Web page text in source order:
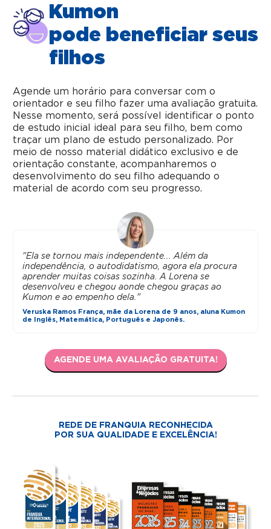
Kumon
pode beneficiar seus
filhos
Agende um horário para conversar com o
orientador e seu filho fazer uma avaliação gratuita.
Nesse momento, será possível identificar o ponto
de estudo inicial ideal para seu filho, bem como
traçar um plano de estudo personalizado. Por
meio de nosso material didático exclusivo e de
orientação constante, acompanharemos o
desenvolvimento do seu filho adequando o
material de acordo com seu progresso.
"Ela se tornou mais independente... Além da
independência, o autodidatismo, agora ela procura
aprender muitas coisas sozinha. A Lorena se
desenvolveu e chegou aonde chegou graças ao
Kumon e ao empenho dela."
Veruska Ramos França, mãe da Lorena de 9 anos, aluna Kumon
de Inglês, Matemática, Português e Japonês.
AGENDE UMA AVALIAÇÃO GRATUITA!
REDE DE FRANQUIA RECONHECIDA
POR SUA QUALIDADE E EXCELÊNCIA!